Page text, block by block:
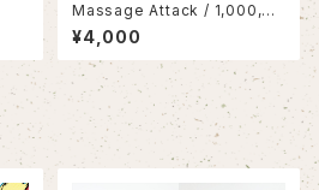
Massage Attack / 1,000,00
0,000 Attack(LP)
¥4,000